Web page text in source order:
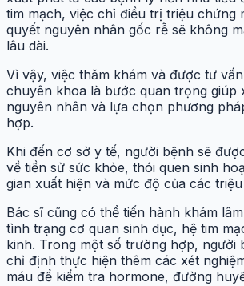
tim mạch, việc chỉ điều trị triệu chứng
quyết nguyên nhân gốc rễ sẽ không
lâu dài.
Vì vậy, việc thăm khám và được tư
chuyên khoa là bước quan trọng giúp
nguyên nhân và lựa chọn phương
hợp.
Khi đến cơ sở y tế, người bệnh sẽ
về tiền sử sức khỏe, thói quen sinh
gian xuất hiện và mức độ của các
Bác sĩ cũng có thể tiến hành khám
tình trạng cơ quan sinh dục, hệ tim
kinh. Trong một số trường hợp, người
chỉ định thực hiện thêm các xét
máu để kiểm tra hormone, đường